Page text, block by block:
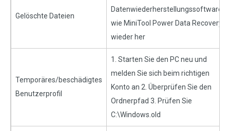
Gelöschte Dateien
Datenwiederherstellungssoftware
wie MiniTool Power Data Recovery
wieder her
Temporäres/beschädigtes
Benutzerprofil
1. Starten Sie den PC neu und
melden Sie sich beim richtigen
Konto an 2. Überprüfen Sie den
Ordnerpfad 3. Prüfen Sie
C:\Windows.old